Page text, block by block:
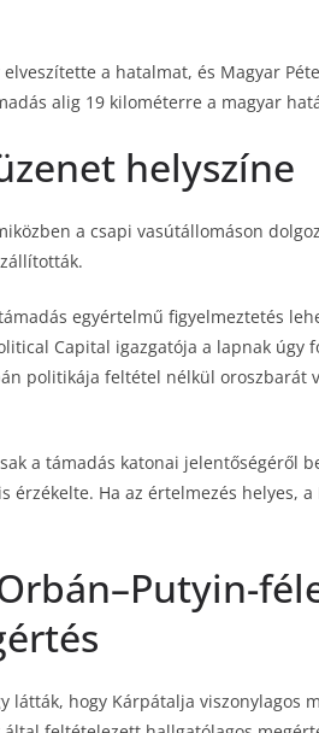
a hatalmat, és Magyar
alig 19 kilométerre a magyar
helyszíne
a csapi vasútállomáson
egyértelmű figyelmeztetés
Capital igazgatója a lapnak úgy
politikája feltétel nélkül oroszbarát
a támadás katonai jelentőségéről
érzékelte. Ha az értelmezés helyes,
látták, hogy Kárpátalja viszonylagos